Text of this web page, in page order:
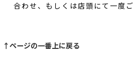
合わせ、もしくは店頭にて一度
↑ページの一番上に戻る